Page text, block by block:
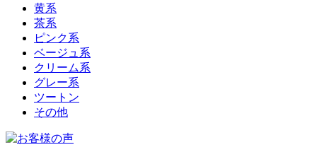
黄系
茶系
ピンク系
ベージュ系
クリーム系
グレー系
ツートン
その他